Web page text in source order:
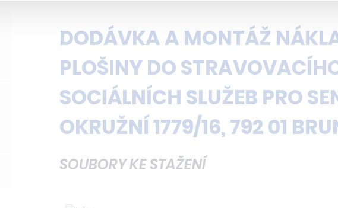
DODÁVKA A MONTÁŽ
PLOŠINY DO
SOCIÁLNÍCH SLUŽEB PRO
OKRUŽNÍ 1779/16, 792 01
SOUBORY KE STAŽENÍ